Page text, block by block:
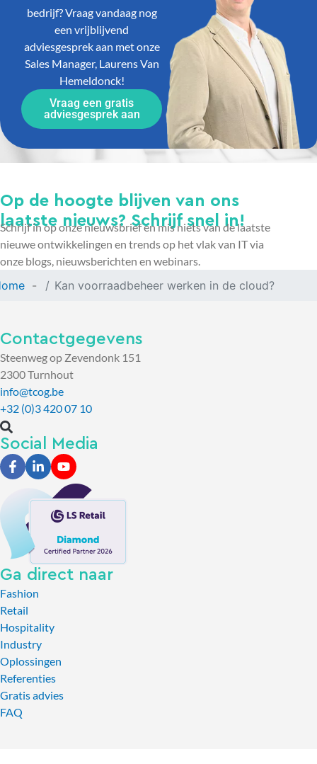
bedrijf? Vraag vandaag nog
een vrijblijvend
adviesgesprek aan met onze
Sales Manager, Laurens Van
Hemeldonck!
Vraag een gratis
adviesgesprek aan
Op de hoogte blijven van ons
laatste nieuws? Schrijf snel in!
Schrijf in op onze nieuwsbrief en mis niets van de laatste
nieuwe ontwikkelingen en trends op het vlak van IT via
onze blogs, nieuwsberichten en webinars.
Kan voorraadbeheer werken in de cloud?
Contactgegevens
Steenweg op Zevendonk 151
2300 Turnhout
info@tcog.be
+32 (0)3 420 07 10
Social Media
Ga direct naar
Fashion
Retail
Hospitality
Industry
Oplossingen
Referenties
Gratis advies
FAQ